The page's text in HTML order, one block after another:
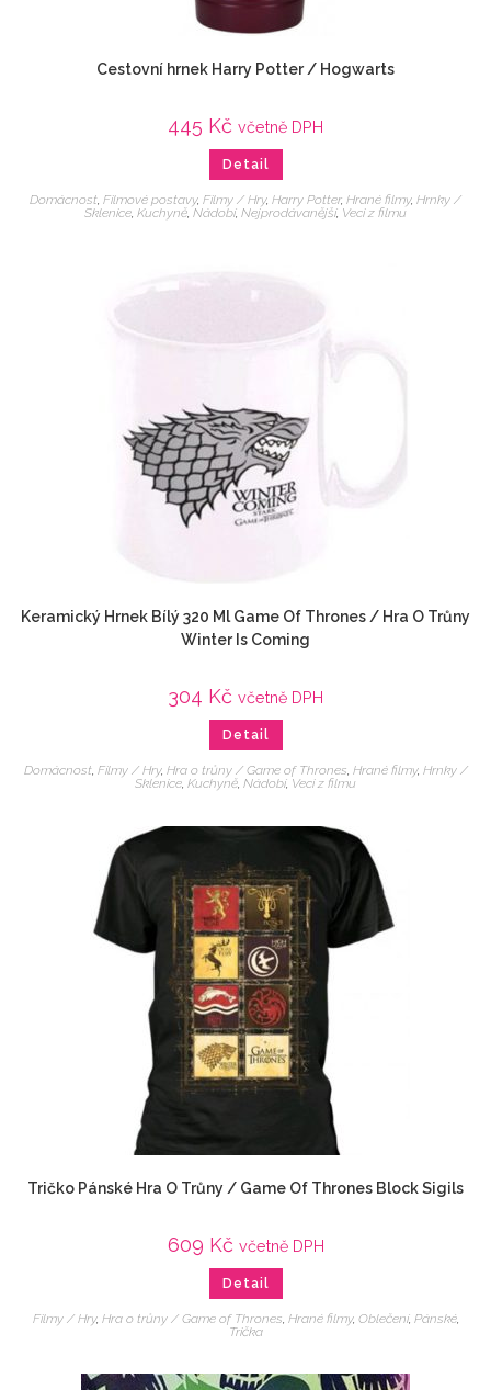
Cestovní hrnek Harry Potter / Hogwarts
445 Kč včetně DPH
Detail
Domácnost Filmové postavy, Filmy / Hry, Harry Potter, Hrané filmy, Hrnky /
Sklenice Kuchyně Nádobí, Nejprodávanější, Veci z filmu
Keramický Hrnek Bílý 320 Ml Game Of Thrones / Hra O Trůny
Winter Is Coming
304 Kč včetně DPH
Detail
Domácnost, Filmy / Hry, Hra o trůny / Game of Thrones, Hrané filmy, Hrnky /
Sklenice, Kuchyně, Nádobí, Veci z filmu
Tričko Pánské Hra O Trůny / Game Of Thrones Block Sigils
609 Kč včetně DPH
Detail
Filmy / Hry, Hra o trůny / Game of Thrones Hrané filmy, Oblečení, Pánské,
Trička